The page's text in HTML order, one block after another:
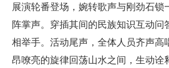
展演轮番登场，婉转歌声与刚劲石锁
阵掌声。穿插其间的民族知识互动问
相举手。活动尾声，全体人员齐声高
昂嘹亮的旋律回荡山水之间，生动诠